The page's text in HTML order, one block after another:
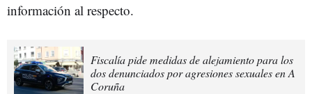
información al respecto.
Fiscalía pide medidas de alejamiento para los
dos denunciados por agresiones sexuales en A
Coruña